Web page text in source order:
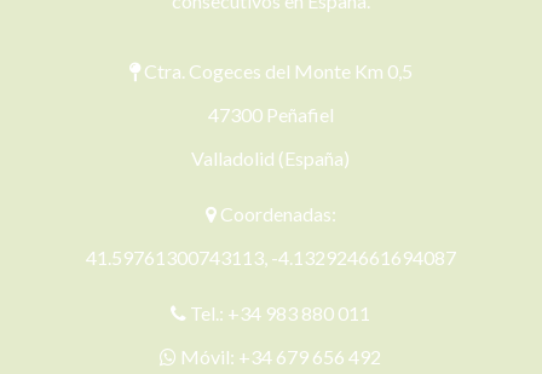
Ctra. Cogeces del Monte Km 0,5
47300 Peñafiel
Valladolid (España)
Coordenadas:
41.59761300743113, -4.132924661694087
Tel.: +34 983 880 011
Móvil: +34 679 656 492